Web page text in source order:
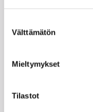
valinta
Välttämätön
Mieltymykset
Tilastot